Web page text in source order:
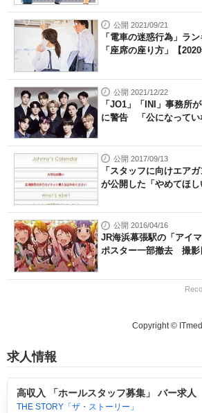
公開 2021/09/21
「電車の迷惑行為」ラ
「座席の座り方」【2020
公開 2021/12/22
「JO1」「INI」事務所
に警告 「公になってい
公開 2017/09/13
「スタッフに向けエア
が公開した「やめてほ
公開 2016/04/16
JR海浜幕張駅の「アイ
ポスター一部撤去 撮影
Copyright ©
求人情報
高収入 「ホールスタッフ募集」 バー求人
THE STORY「ザ・ストーリー」